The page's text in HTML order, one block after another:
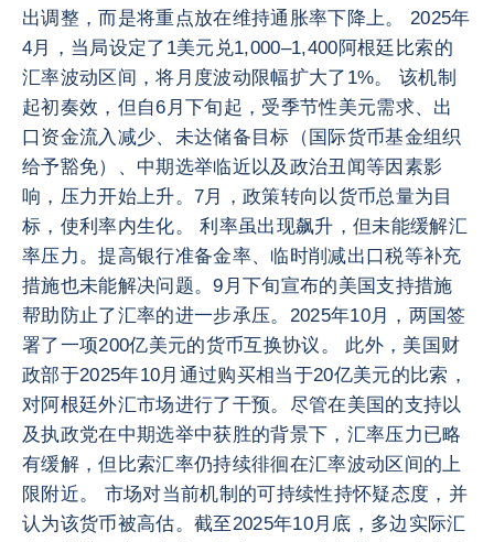
出调整，而是将重点放在维持通胀率下降上。 2025年
4月，当局设定了1美元兑1,000–1,400阿根廷比索的
汇率波动区间，将月度波动限幅扩大了1%。 该机制
起初奏效，但自6月下旬起，受季节性美元需求、出
口资金流入减少、未达储备目标（国际货币基金组织
给予豁免）、中期选举临近以及政治丑闻等因素影
响，压力开始上升。7月，政策转向以货币总量为目
标，使利率内生化。 利率虽出现飙升，但未能缓解汇
率压力。提高银行准备金率、临时削减出口税等补充
措施也未能解决问题。9月下旬宣布的美国支持措施
帮助防止了汇率的进一步承压。2025年10月，两国签
署了一项200亿美元的货币互换协议。 此外，美国财
政部于2025年10月通过购买相当于20亿美元的比索，
对阿根廷外汇市场进行了干预。尽管在美国的支持以
及执政党在中期选举中获胜的背景下，汇率压力已略
有缓解，但比索汇率仍持续徘徊在汇率波动区间的上
限附近。 市场对当前机制的可持续性持怀疑态度，并
认为该货币被高估。截至2025年10月底，多边实际汇